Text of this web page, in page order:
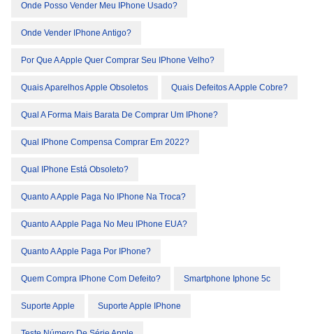
Onde Posso Vender Meu IPhone Usado?
Onde Vender IPhone Antigo?
Por Que A Apple Quer Comprar Seu IPhone Velho?
Quais Aparelhos Apple Obsoletos Quais Defeitos A Apple Cobre?
Qual A Forma Mais Barata De Comprar Um IPhone?
Qual IPhone Compensa Comprar Em 2022?
Qual IPhone Está Obsoleto?
Quanto A Apple Paga No IPhone Na Troca?
Quanto A Apple Paga No Meu IPhone EUA?
Quanto A Apple Paga Por IPhone?
Quem Compra IPhone Com Defeito? Smartphone Iphone 5c
Suporte Apple Suporte Apple IPhone